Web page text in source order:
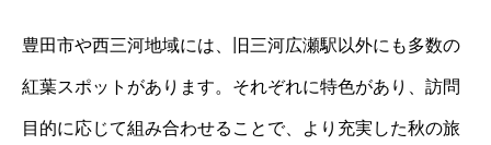
豊田市や西三河地域には、旧三河広瀬駅以外にも多数の
紅葉スポットがあります。それぞれに特色があり、訪問
目的に応じて組み合わせることで、より充実した秋の旅